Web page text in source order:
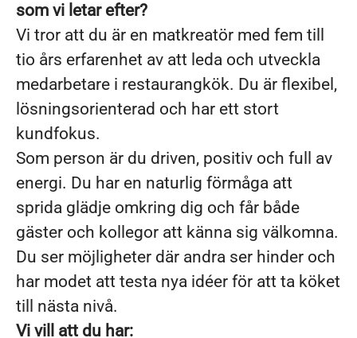
som vi letar efter?
Vi tror att du är en matkreatör med fem till
tio års erfarenhet av att leda och utveckla
medarbetare i restaurangkök. Du är flexibel,
lösningsorienterad och har ett stort
kundfokus.
Som person är du driven, positiv och full av
energi. Du har en naturlig förmåga att
sprida glädje omkring dig och får både
gäster och kollegor att känna sig välkomna.
Du ser möjligheter där andra ser hinder och
har modet att testa nya idéer för att ta köket
till nästa nivå.
Vi vill att du har: